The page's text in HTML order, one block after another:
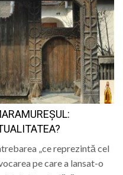
„ce reprezintă cel
pe care a lansat-o